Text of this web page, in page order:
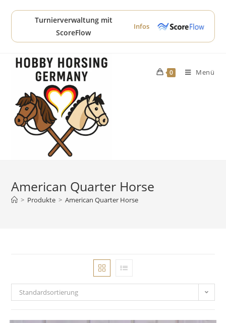
Inhalt
Turnierverwaltung mit
ScoreFlow
Infos
0 Menü
American Quarter Horse
> Produkte > American Quarter Horse
Standardsortierung